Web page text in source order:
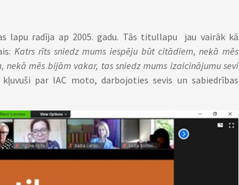
lapu radīja ap 2005. gadu. Tās titullapu jau vairāk kā
Katrs rīts sniedz mums iespēju būt citādiem, nekā mēs
mēs bijām vakar, tas sniedz mums izaicinājumu sevi
par IAC moto, darbojoties sevis un sabiedrības